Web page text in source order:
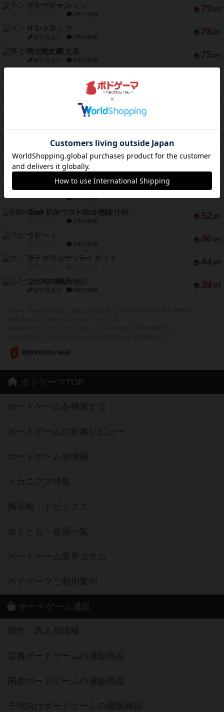
79 PT
テンプテーション
2件の投稿
78 PT
インドネシア
紹介文あり 2件の投稿
75 PT
宵と暁の呪文書
紹介文あり 8件の投稿
PT
9件の投稿
PT
1件の投稿
PT
紹介文なし 1件の投稿
PT
スペクタキュラー
紹介文なし 1件の投稿
59 PT
スモールワールド
58 PT
ギャンブラー
紹介文なし 2件の投稿
52 PT
Bitter End ブタペスト救出作戦
1件の投稿
46 PT
ラピード
1件の投稿
44 PT
ザ・フラッフィー・ライト
39 PT
ふたつの城の物語
紹介文あり 6件の投稿
ボドゲーマTOP
ボードゲームを検索する
ボードゲームの新着レビュー
ボードゲーム会情報
メカニクス特集
掲示板・トピックス
ボドとも・会員一覧
ボードゲーム業界コラム
ボドゲーマご利用案内
ボードゲーム通販
新作・再入荷情報
定番ボードゲームの通販商品
国産ボードゲームの通販商品
子供向けボードゲームの通販商品